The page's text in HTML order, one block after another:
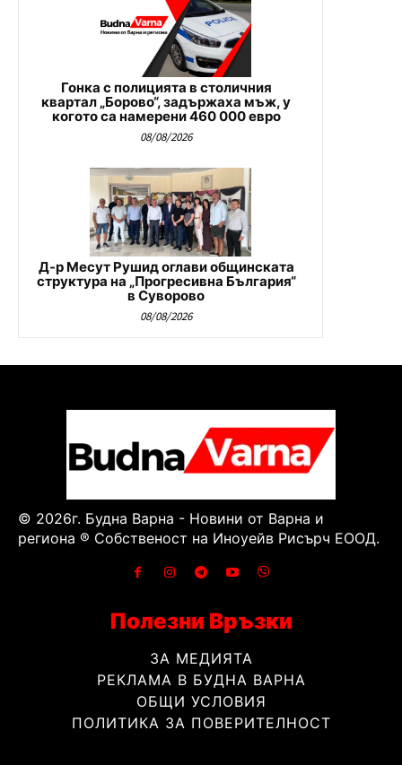
Гонка с полицията в столичния
квартал „Борово“, задържаха мъж, у
когото са намерени 460 000 евро
08/08/2026
Д-р Месут Рушид оглави общинската
структура на „Прогресивна България“
в Суворово
08/08/2026
© 2026г. Будна Варна - Новини от Варна и
региона ® Собственост на Иноуейв Рисърч ЕООД.
Полезни Връзки
ЗА МЕДИЯТА
РЕКЛАМА В БУДНА ВАРНА
ОБЩИ УСЛОВИЯ
ПОЛИТИКА ЗА ПОВЕРИТЕЛНОСТ